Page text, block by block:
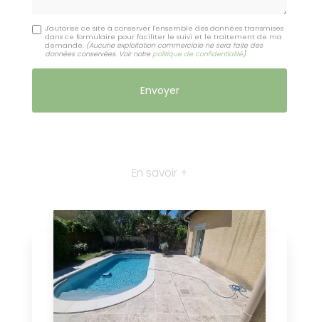
J'autorise ce site à conserver l'ensemble des données transmises
dans ce formulaire pour faciliter le suivi et le traitement de ma
demande. (Aucune exploitation commerciale ne sera faite des
données conservées. Voir notre politique de confidentialité)
En savoir +